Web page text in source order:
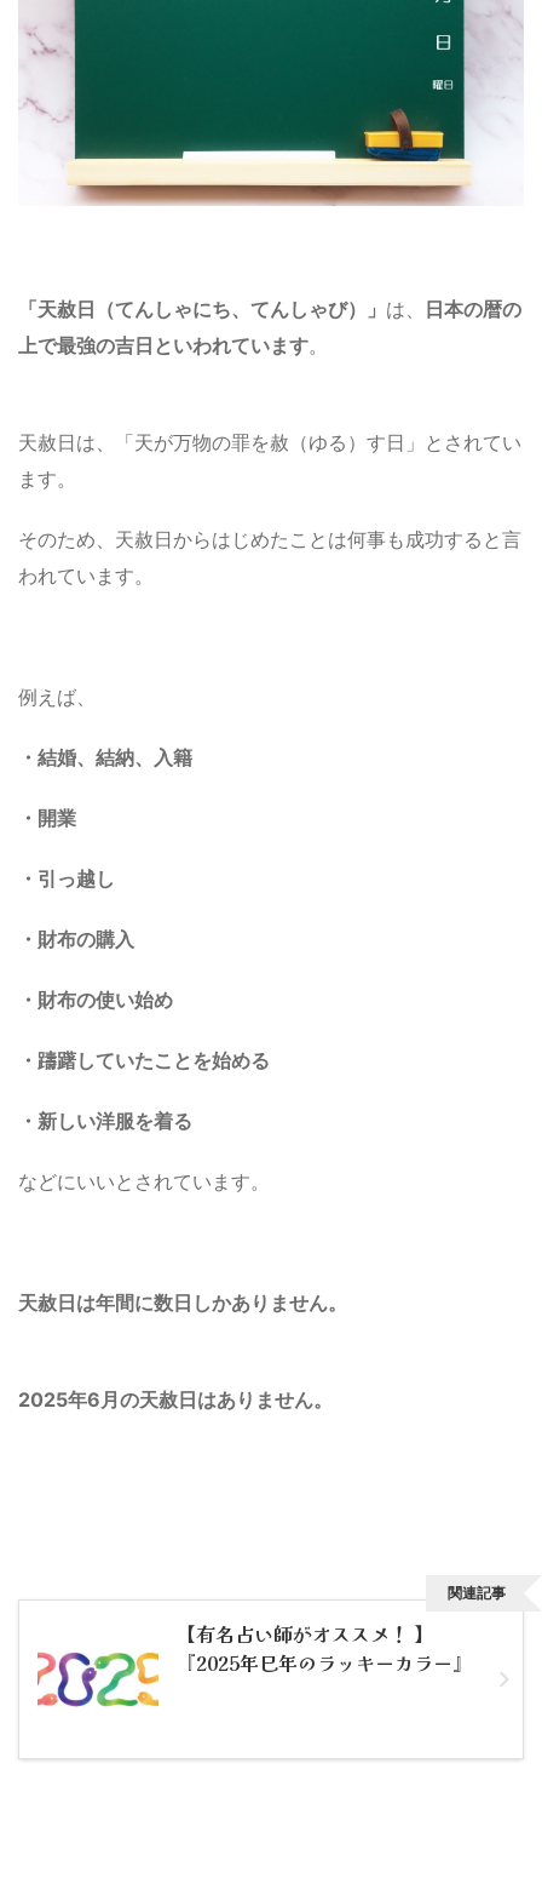
「天赦日（てんしゃにち、てんしゃび） 」 は、
日本の暦の
上で最強の吉日 といわれています。
天赦日は、「天が万物の罪を赦（ゆる）す日」とされてい
ます。
そのため、天赦日からはじめたことは何事も成功すると言
われています。
例えば、
・結婚、結納、入籍
・開業
・引っ越し
・財布の購入
・財布の使い始め
・躊躇していたことを始める
・新しい洋服を着る
などにいいとされています。
天赦日は年間に数日しかありません。
2025年6月の天赦日はありません。
【有名占い師がオススメ！ 】
『2025年巳年のラッキーカラー』
関連記事